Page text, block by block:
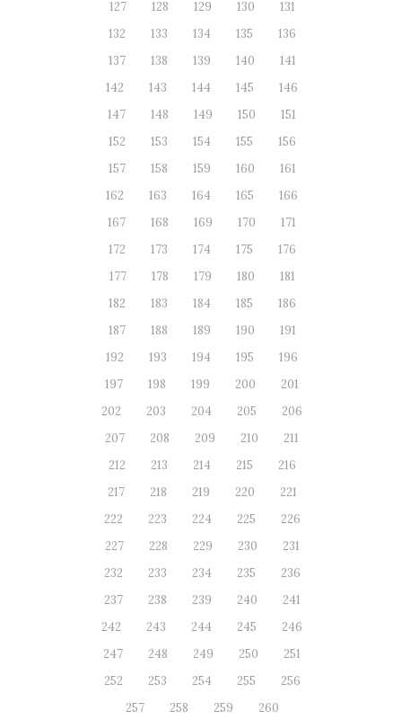
127
128 129 130
131
132
133 134 135
136
137
138 139 140
141
142
143 144 145
146
147
148 149 150
151
152
153 154 155
156
157
158 159 160
161
162
163 164 165
166
167
168 169 170
171
172
173 174 175
176
177
178 179 180
181
182
183 184 185
186
187
188 189 190
191
192
193 194 195
196
197
198 199 200
201
202
203 204 205
206
207
208 209 210
211
212
213 214 215
216
217
218 219 220
221
222
223 224 225
226
227
228 229 230
231
232
233 234 235
236
237
238 239 240
241
242
243 244 245
246
247
248 249 250
251
252
253 254 255
256
257
258 259 260